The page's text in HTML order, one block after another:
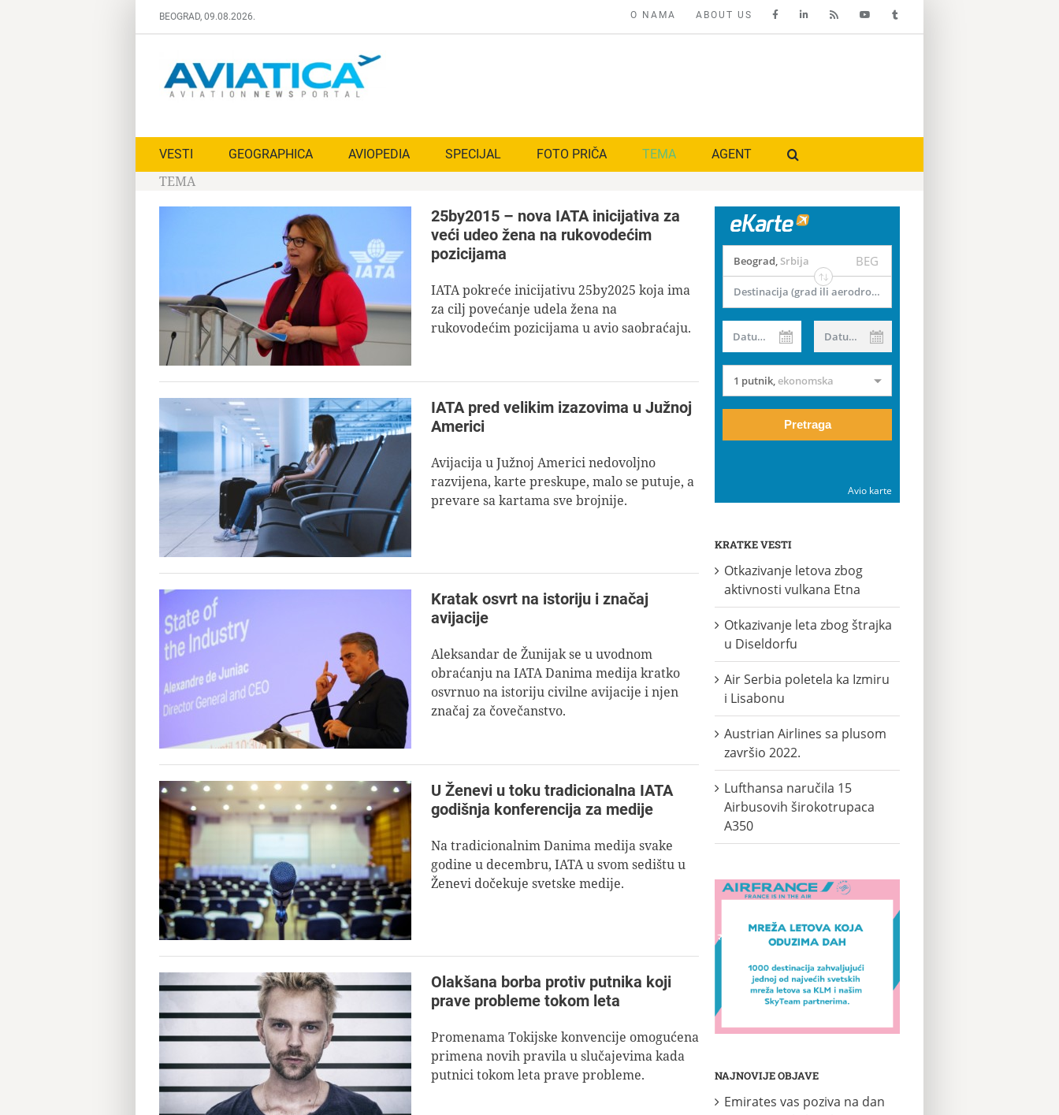
BEOGRAD, 09.08.2026. O NAMA ABOUT US
VESTI GEOGRAPHICA AVIOPEDIA SPECIJAL FOTO PRIČA TEMA AGENT
TEMA
25by2015 – nova IATA inicijativa za
veći udeo žena na rukovodećim
pozicijama
IATA pokreće inicijativu 25by2025 koja ima
za cilj povećanje udela žena na
rukovodećim pozicijama u avio saobraćaju.
IATA pred velikim izazovima u Južnoj
Americi
Avijacija u Južnoj Americi nedovoljno
razvijena, karte preskupe, malo se putuje, a
prevare sa kartama sve brojnije.
Kratak osvrt na istoriju i značaj
avijacije
Aleksandar de Žunijak se u uvodnom
obraćanju na IATA Danima medija kratko
osvrnuo na istoriju civilne avijacije i njen
značaj za čovečanstvo.
U Ženevi u toku tradicionalna IATA
godišnja konferencija za medije
Na tradicionalnim Danima medija svake
godine u decembru, IATA u svom sedištu u
Ženevi dočekuje svetske medije.
Olakšana borba protiv putnika koji
prave probleme tokom leta
Promenama Tokijske konvencije omogućena
primena novih pravila u slučajevima kada
putnici tokom leta prave probleme.
Beograd, Srbija BEG
Destinacija (grad ili aerodrom)
Datum od Datum do
1 putnik,ekonomska
Pretraga
Avio karte
KRATKE VESTI
Otkazivanje letova zbog
aktivnosti vulkana Etna
Otkazivanje leta zbog štrajka
u Diseldorfu
Air Serbia poletela ka Izmiru
i Lisabonu
Austrian Airlines sa plusom
završio 2022.
Lufthansa naručila 15
Airbusovih širokotrupaca
A350
NAJNOVIJE OBJAVE
Emirates vas poziva na dan